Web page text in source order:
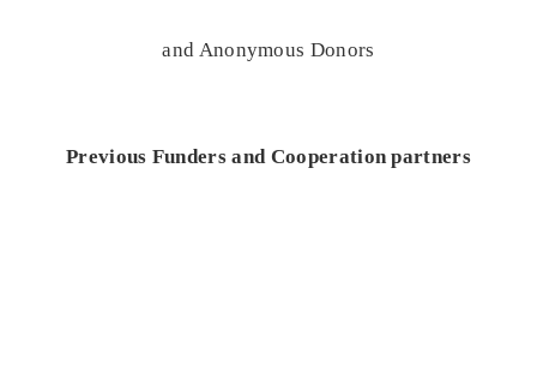
and Anonymous Donors
Previous Funders and Cooperation partners